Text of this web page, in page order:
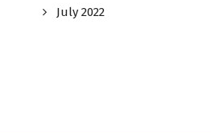
July 2022